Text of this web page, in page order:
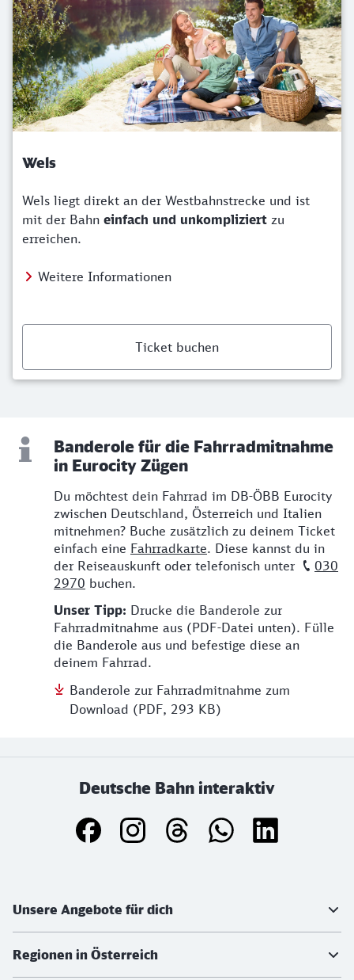
Wels
Wels liegt direkt an der Westbahnstrecke und ist
mit der Bahn einfach und unkompliziert zu
erreichen.
Weitere Informationen
Ticket buchen
Banderole für die Fahrradmitnahme
in Eurocity Zügen
Du möchtest dein Fahrrad im DB-ÖBB Eurocity
zwischen Deutschland, Österreich und Italien
mitnehmen? Buche zusätzlich zu deinem Ticket
einfach eine Fahrradkarte. Diese kannst du in
der Reiseauskunft oder telefonisch unter
030
2970 buchen.
Unser Tipp: Drucke die Banderole zur
Fahrradmitnahme aus (PDF-Datei unten). Fülle
die Banderole aus und befestige diese an
deinem Fahrrad.
Banderole zur Fahrradmitnahme zum
Download (PDF, 293 KB)
Deutsche Bahn interaktiv
Unsere Angebote für dich
Regionen in Österreich